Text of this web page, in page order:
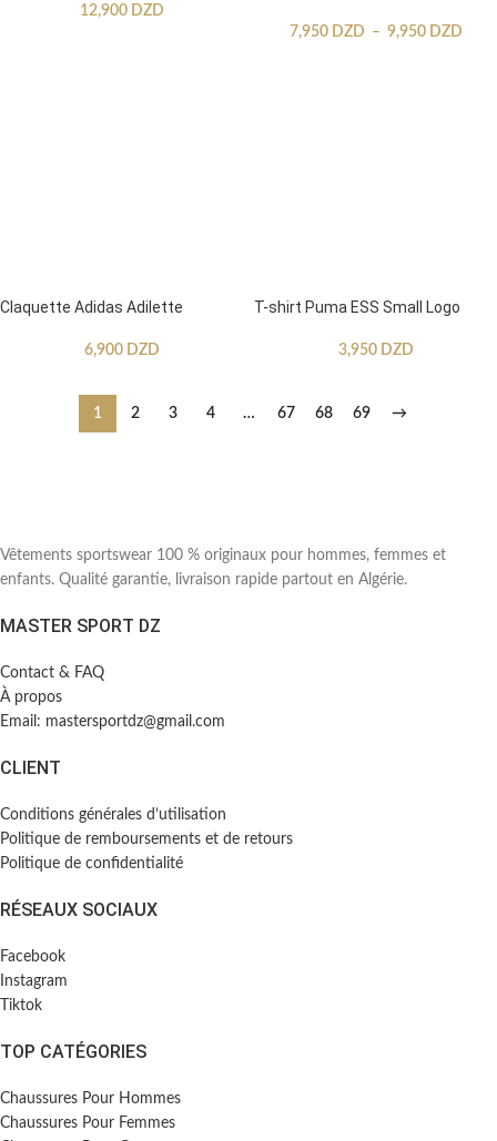
12,900 DZD
7,950 DZD – 9,950 DZD
Claquette Adidas Adilette
6,900 DZD
T-shirt Puma ESS Small Logo
3,950 DZD
1 2 3 4 … 67 68 69 →
Vêtements sportswear 100 % originaux pour hommes, femmes et
enfants. Qualité garantie, livraison rapide partout en Algérie.
MASTER SPORT DZ
Contact & FAQ
À propos
Email: mastersportdz@gmail.com
CLIENT
Conditions générales d’utilisation
Politique de remboursements et de retours
Politique de confidentialité
RÉSEAUX SOCIAUX
Facebook
Instagram
Tiktok
TOP CATÉGORIES
Chaussures Pour Hommes
Chaussures Pour Femmes